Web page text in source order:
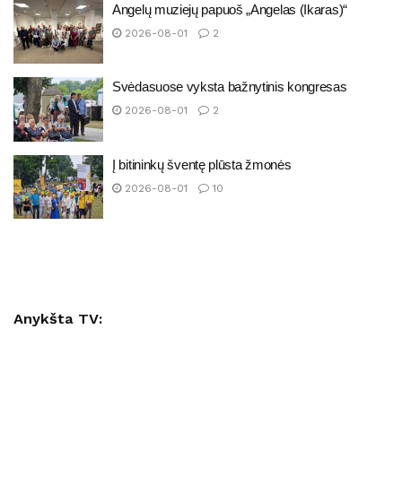
Angelų muziejų papuoš „Angelas (Ikaras)“
2026-08-01 2
Svėdasuose vyksta bažnytinis kongresas
2026-08-01 2
Į bitininkų šventę plūsta žmonės
2026-08-01 10
Anykšta TV: